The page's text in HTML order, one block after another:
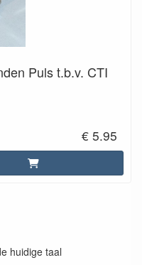
Puls t.b.v. CTI
€ 5.95
huidige taal